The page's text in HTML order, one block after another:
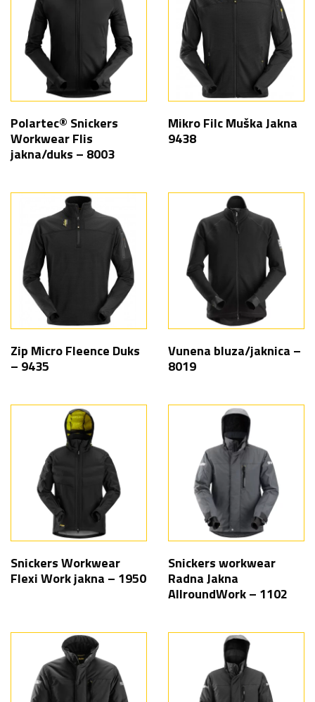
Polartec® Snickers
Workwear Flis
jakna/duks – 8003
Mikro Filc Muška Jakna
9438
Zip Micro Fleence Duks
– 9435
Vunena bluza/jaknica –
8019
Snickers Workwear
Flexi Work jakna – 1950
Snickers workwear
Radna Jakna
AllroundWork – 1102